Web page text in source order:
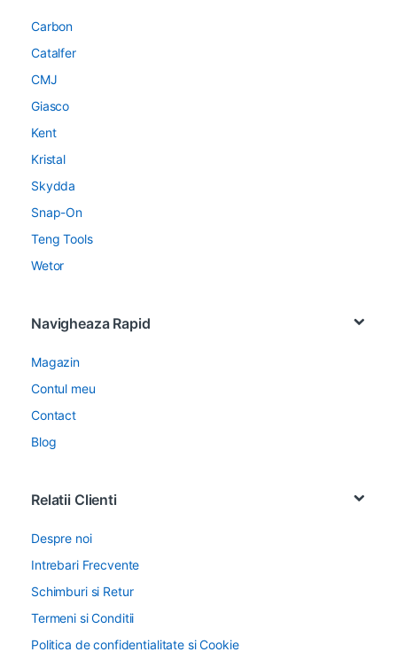
Carbon
Catalfer
CMJ
Giasco
Kent
Kristal
Skydda
Snap-On
Teng Tools
Wetor
Navigheaza Rapid
Magazin
Contul meu
Contact
Blog
Relatii Clienti
Despre noi
Intrebari Frecvente
Schimburi si Retur
Termeni si Conditii
Politica de confidentialitate si Cookie